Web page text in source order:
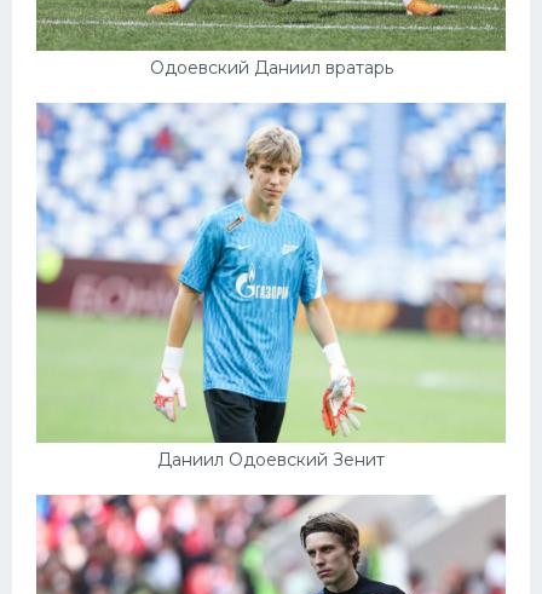
Одоевский Даниил вратарь
Даниил Одоевский Зенит